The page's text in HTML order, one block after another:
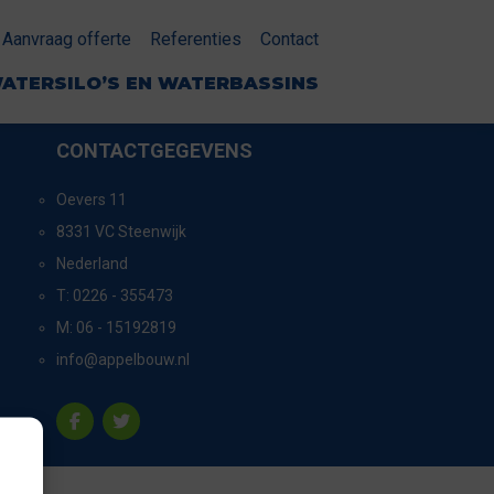
Aanvraag offerte Referenties Contact
EN WATERBASSINS
CONTACTGEGEVENS
Oevers 11
8331 VC Steenwijk
Nederland
T: 0226 - 355473
M: 06 - 15192819
info@appelbouw.nl